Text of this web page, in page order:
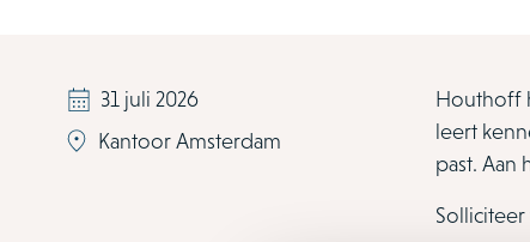
31 juli 2026
Kantoor Amsterdam
Houthoff
leert
past.